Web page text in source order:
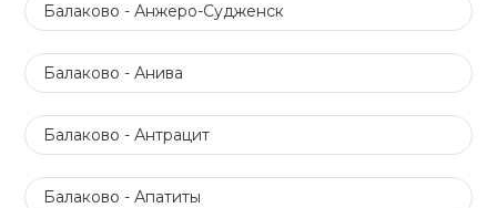
Балаково - Анжеро-Судженск
Балаково - Анива
Балаково - Антрацит
Балаково - Апатиты